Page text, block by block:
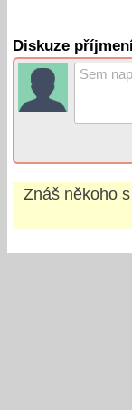
Diskuze
Znáš někoho